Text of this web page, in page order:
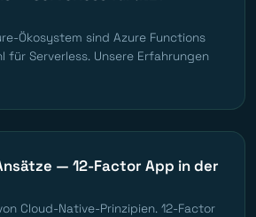
Ökosystem sind Azure Functions
für Serverless. Unsere Erfahrungen
— 12-Factor App in der
Cloud-Native-Prinzipien. 12-Factor